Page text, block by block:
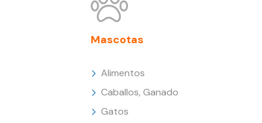
Mascotas
Alimentos
Caballos, Ganado
Gatos